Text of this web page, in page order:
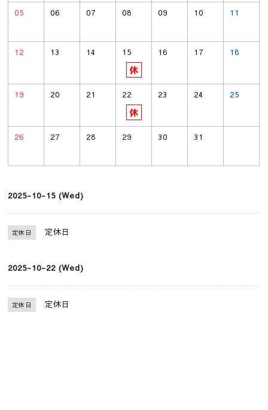
05 06 07 08 09 10 11
12 13 14 15 16 17 18
19 20 21 22 23 24 25
26 27 28 29 30 31
2025-10-15 (Wed)
定休日 定休日
2025-10-22 (Wed)
定休日 定休日